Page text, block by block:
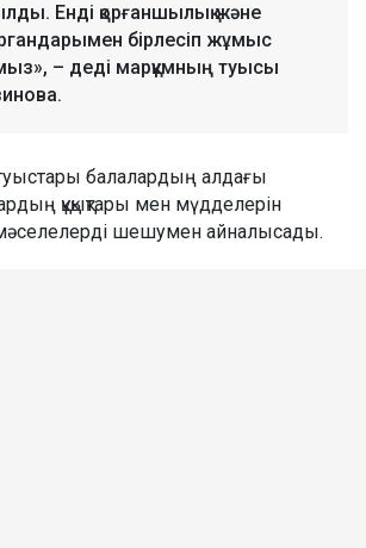
Енді қорғаншылық және
бірлесіп жұмыс
– деді марқұмның туысы
балалардың алдағы
құқықтары мен мүдделерін
мәселелерді шешумен айналысады.